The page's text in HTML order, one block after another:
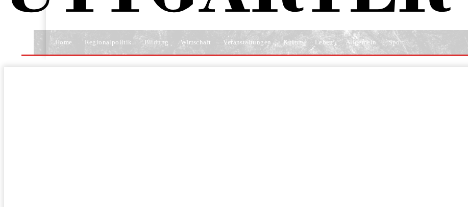
Home Regionalpolitik Bildung Wirtschaft Veranstaltungen Kultur Leben Allgemein Sport